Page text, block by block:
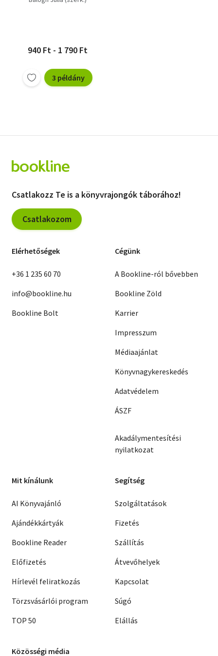
940 Ft - 1 790 Ft
3 példány
Csatlakozz Te is a könyvrajongók táborához!
Csatlakozom
Elérhetőségek
+36 1 235 60 70
info@bookline.hu
Bookline Bolt
Cégünk
A Bookline-ról bővebben
Bookline Zöld
Karrier
Impresszum
Médiaajánlat
Könyvnagykereskedés
Adatvédelem
ÁSZF
Akadálymentesítési
nyilatkozat
Mit kínálunk
AI Könyvajánló
Ajándékkártyák
Bookline Reader
Előfizetés
Hírlevél feliratkozás
Törzsvásárlói program
TOP 50
Segítség
Szolgáltatások
Fizetés
Szállítás
Átvevőhelyek
Kapcsolat
Súgó
Elállás
Közösségi média